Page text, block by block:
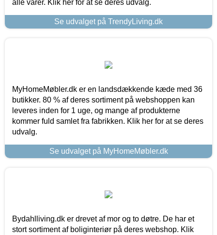
alle varer. Klik her for at se deres udvalg.
Se udvalget på TrendyLiving.dk
MyHomeMøbler.dk er en landsdækkende kæde med 36
butikker. 80 % af deres sortiment på webshoppen kan
leveres inden for 1 uge, og mange af produkterne
kommer fuld samlet fra fabrikken. Klik her for at se deres
udvalg.
Se udvalget på MyHomeMøbler.dk
Bydahlliving.dk er drevet af mor og to døtre. De har et
stort sortiment af boliginteriør på deres webshop. Klik